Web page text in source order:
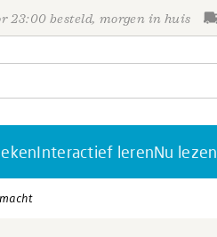
23:00 besteld, morgen in huis
Interactief lerenNu lezen